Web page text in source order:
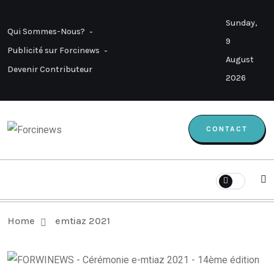
Qui Sommes-Nous?
Publicité sur Forcinews
Devenir Contributeur
Sunday,
9
August
2026
CONTACT
Home emtiaz 2021